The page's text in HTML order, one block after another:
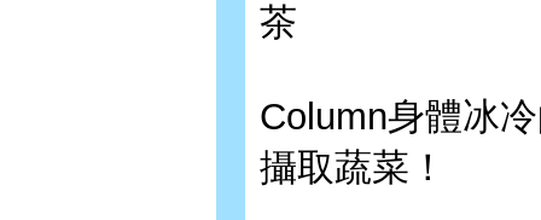
茶
Column身體冰
攝取蔬菜！